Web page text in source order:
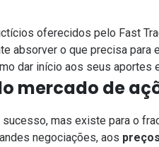
oferecidos pelo Fast
absorver o que precisa
dar início aos seus aportes
mercado de
mas existe para o
negociações, aos